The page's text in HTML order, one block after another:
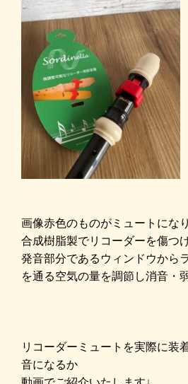
画像赤色のものがミュートにな
合成樹脂製でリコーダーを傷つ
発音部分であるウィンドウから
を通る空気の量を調節し消音・
リコーダーミュートを実際に装
音になるか